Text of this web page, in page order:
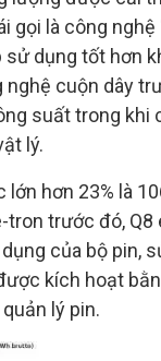
gọi là công nghệ
dụng tốt hơn
nghệ cuộn dây
suất trong khi
lý.
hơn 23% là
tron trước đó, Q8
của bộ pin,
kích hoạt
lý pin.